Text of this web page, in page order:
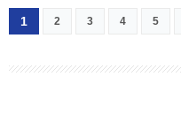
1 2 3 4 5